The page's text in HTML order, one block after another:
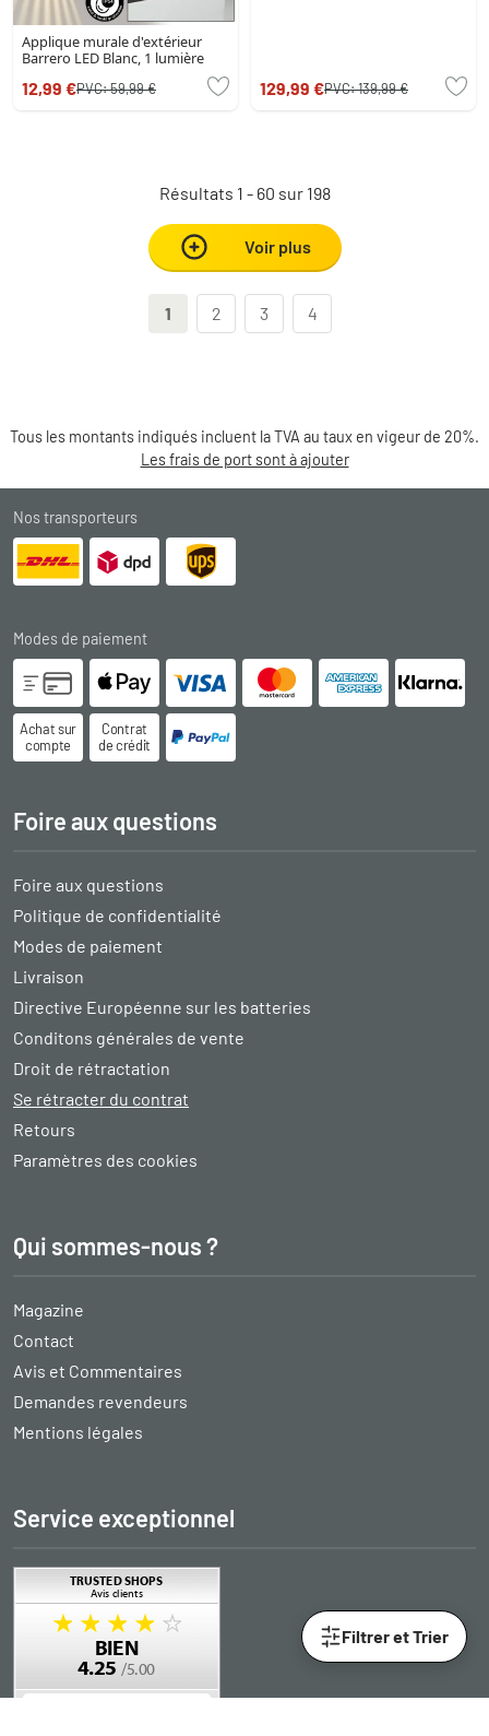
Filtrer et Trier
Applique murale d'extérieur
Barrero LED Blanc, 1 lumière
12,99 €PVC:59,99 € 129,99 €PVC:139,99 €
Résultats 1 - 60 sur 198
Voir plus
1 2 3 4
Tous les montants indiqués incluent la TVA au taux en vigeur de 20%.
Les frais de port sont à ajouter
Nos transporteurs
Modes de paiement
Achat sur
compte
Contrat
de crédit
Foire aux questions
Foire aux questions
Politique de confidentialité
Modes de paiement
Livraison
Directive Européenne sur les batteries
Conditons générales de vente
Droit de rétractation
Se rétracter du contrat
Retours
Paramètres des cookies
Qui sommes-nous ?
Magazine
Contact
Avis et Commentaires
Demandes revendeurs
Mentions légales
Service exceptionnel